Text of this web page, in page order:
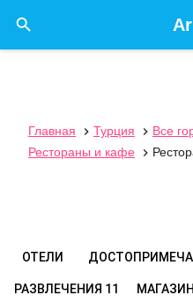

Главная  Турция  Все
Рестораны и кафе

ОТЕЛИ
РАЗВЛЕЧЕНИЯ 11